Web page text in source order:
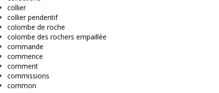
collier
collier pendentif
colombe de roche
colombe des rochers empaillée
commande
commence
comment
commissions
common